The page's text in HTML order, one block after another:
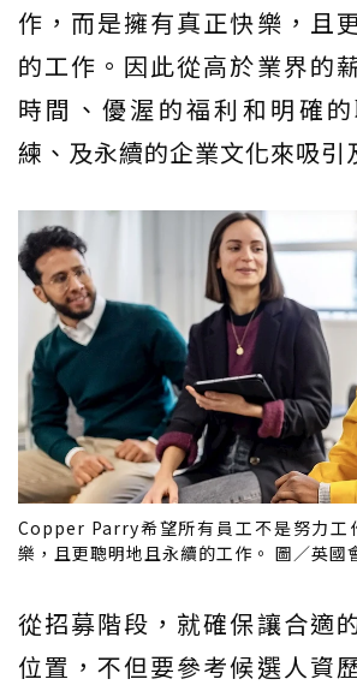
作，而是擁有真正快樂，且
的工作。因此從高於業界的
時間、優渥的福利和明確
練、及永續的企業文化來吸引
Copper Parry希望所有員工不是努力工
樂，且更聰明地且永續的工作。 圖／英國
從招募階段，就確保讓合適
位置，不但要參考候選人資